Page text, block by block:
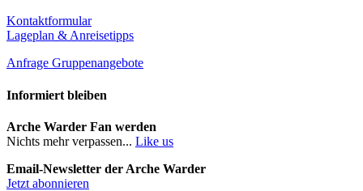
Kontaktformular
Lageplan & Anreisetipps
Anfrage Gruppenangebote
Informiert bleiben
Arche Warder Fan werden
Nichts mehr verpassen... Like us
Email-Newsletter der Arche Warder
Jetzt abonnieren